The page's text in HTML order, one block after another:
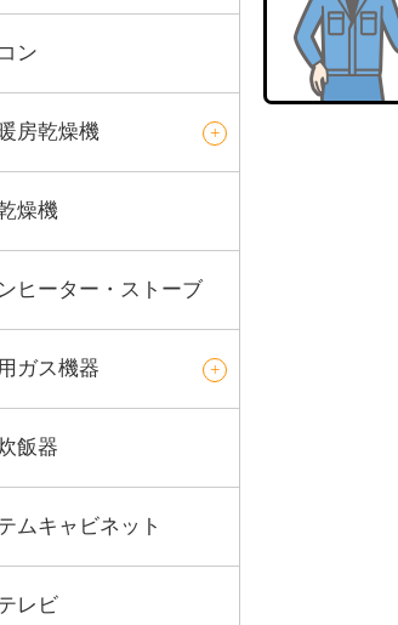
ン
房乾燥機
燥機
ヒーター・ストーブ
ガス機器
飯器
ムキャビネット
レビ